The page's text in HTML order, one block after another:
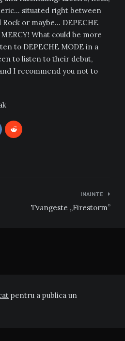
situated right between
or maybe… DEPECHE
What could be more
to DEPECHE MODE in a
to listen to their debut,
I recommend you not to
INAINTE
Tvangeste „Firestorm”
pentru a publica un